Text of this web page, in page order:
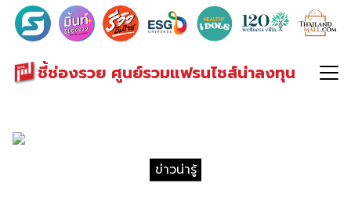
ชี้ช่องรวย ศูนย์รวมแฟรนไชส์น่าลงทุน
Search
for:
ข่าวน่ารู้